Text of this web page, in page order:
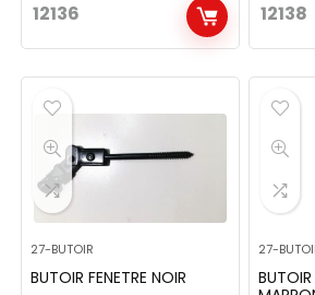
12136 12138
27-BUTOIR
BUTOIR FENETRE NOIR
27-